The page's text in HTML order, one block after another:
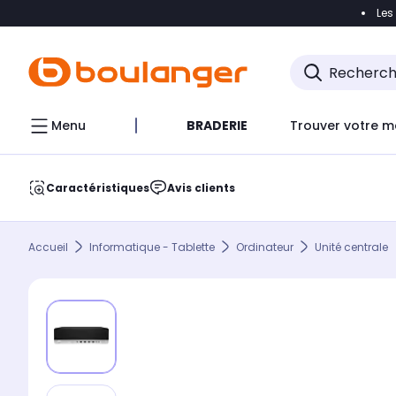
Accéder
Menu BRADERIE Trouver votre
Caractéristiques Avis clients
Accueil Informatique - Tablette Ordinateur Unité centrale